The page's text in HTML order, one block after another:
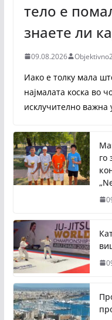
тело е
знаете ли
09.08.2026
Иако е толку мала
најмалата коска во
исклучително важна
го